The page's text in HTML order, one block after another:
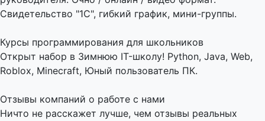
Свидетельство "1С", гибкий график, мини-группы.
Курсы программирования для школьников
Открыт набор в Зимнюю IT-школу! Python, Java, Web,
Roblox, Minecraft, Юный пользователь ПК.
Отзывы компаний о работе с нами
Ничто не расскажет лучше, чем отзывы реальных